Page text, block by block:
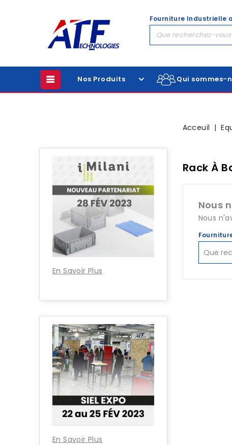
Fourniture Industrielle
Qui sommes-
Nos Produits
En Savoir Plus
En Savoir Plus
Acceuil
Rack À
Nous
Nous